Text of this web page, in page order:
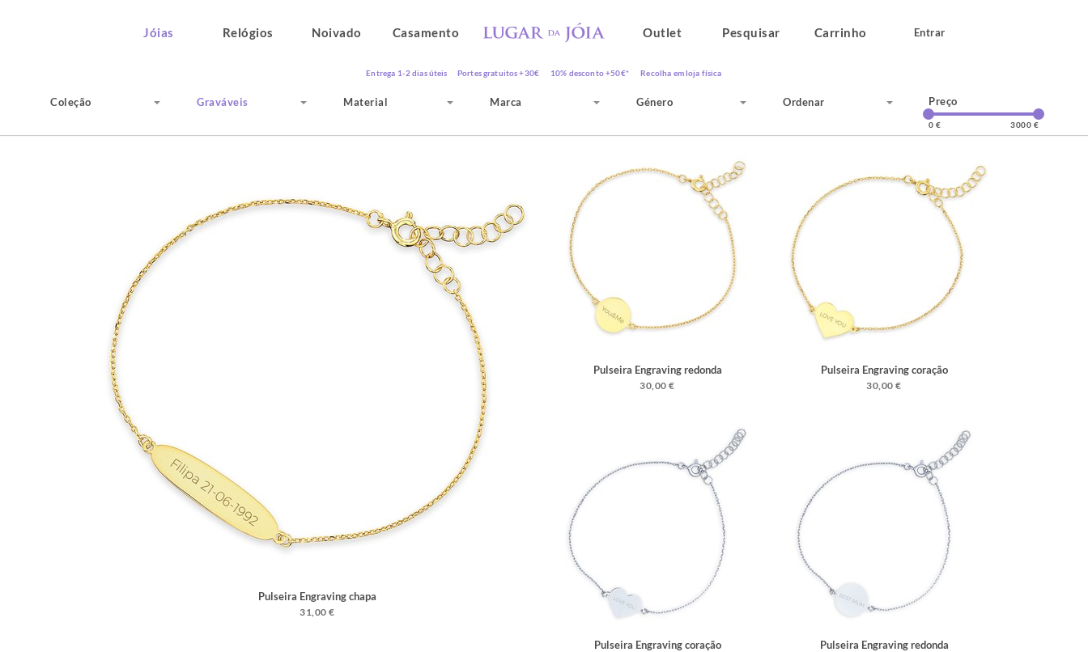
Jóias Relógios Noivado Casamento Outlet Pesquisar Carrinho Entrar
Entrega 1-2 dias úteis Portes gratuitos +30€ 10% desconto +50€* Recolha em loja física
Coleção Graváveis Material Marca Género Ordenar Preço
0 € 3000 €
Pulseira Engraving chapa
31,00 €
Pulseira Engraving redonda
30,00 €
Pulseira Engraving coração
30,00 €
Pulseira Engraving coração Pulseira Engraving redonda